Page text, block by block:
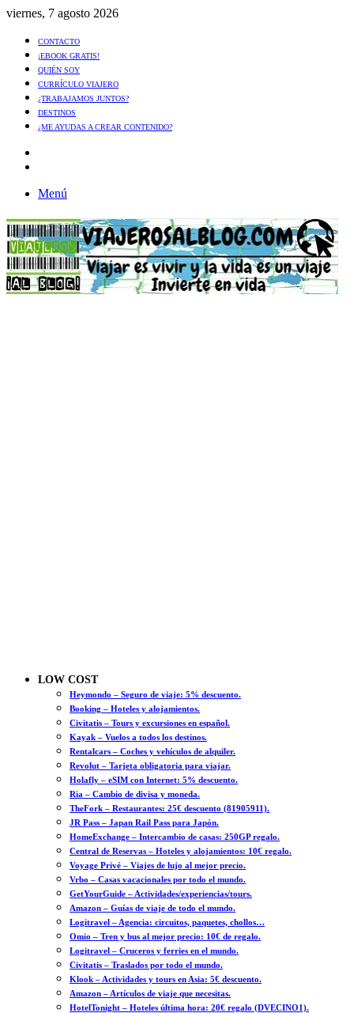
viernes, 7 agosto 2026
CONTACTO
¡EBOOK GRATIS!
QUIÉN SOY
CURRÍCULO VIAJERO
¿TRABAJAMOS JUNTOS?
DESTINOS
¿ME AYUDAS A CREAR CONTENIDO?
Menú
LOW COST
Heymondo – Seguro de viaje: 5% descuento.
Booking – Hoteles y alojamientos.
Civitatis – Tours y excursiones en español.
Kayak – Vuelos a todos los destinos.
Rentalcars – Coches y vehículos de alquiler.
Revolut – Tarjeta obligatoria para viajar.
Holafly – eSIM con Internet: 5% descuento.
Ria – Cambio de divisa y moneda.
TheFork – Restaurantes: 25€ descuento (81905911).
JR Pass – Japan Rail Pass para Japón.
HomeExchange – Intercambio de casas: 250GP regalo.
Central de Reservas – Hoteles y alojamientos: 10€ regalo.
Voyage Privé – Viajes de lujo al mejor precio.
Vrbo – Casas vacacionales por todo el mundo.
GetYourGuide – Actividades/experiencias/tours.
Amazon – Guías de viaje de todo el mundo.
Logitravel – Agencia: circuitos, paquetes, chollos…
Omio – Tren y bus al mejor precio: 10€ de regalo.
Logitravel – Cruceros y ferries en el mundo.
Civitatis – Traslados por todo el mundo.
Klook – Actividades y tours en Asia: 5€ descuento.
Amazon – Artículos de viaje que necesitas.
HotelTonight – Hoteles última hora: 20€ regalo (DVECINO1).